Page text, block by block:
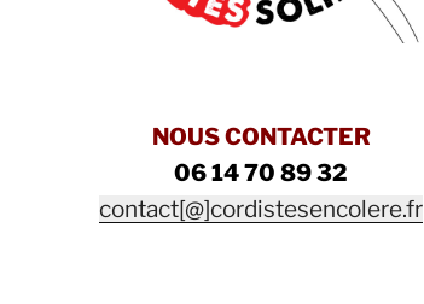
NOUS CONTACTER
06 14 70 89 32
contact[@]cordistesencolere.fr